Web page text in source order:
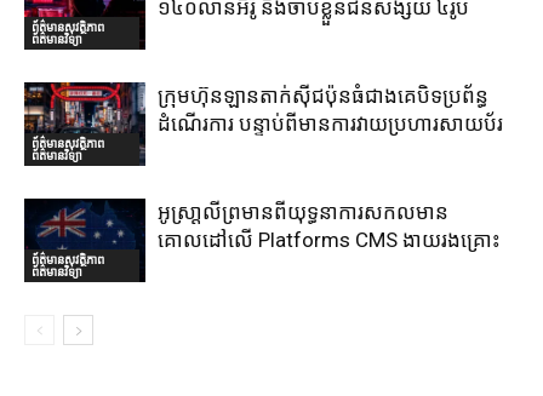
ព័ត៌មានសុវត្ថិភាព
ព័ត៌មានវិទ្យា
១៤០លានអឺរ៉ូ និងចាប់ខ្លួនជនសង្ស័យ ៤រូប
ព័ត៌មានសុវត្ថិភាព
ព័ត៌មានវិទ្យា
ក្រុមហ៊ុនឡានតាក់ស៊ីជប៉ុនធំជាងគេបិទប្រព័ន្ធ
ដំណើរការ បន្ទាប់ពីមានការវាយប្រហារសាយប័រ
ព័ត៌មានសុវត្ថិភាព
ព័ត៌មានវិទ្យា
អូស្រា្តលីព្រមានពីយុទ្ធនាការសកលមាន
គោលដៅលើ Platforms CMS ងាយរងគ្រោះ